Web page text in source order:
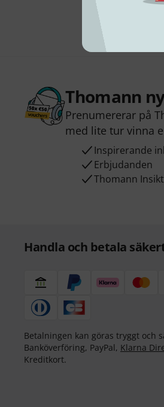
Thomann
Prenumererar på
med lite tur vinna
Inspirerande
Erbjudanden
Thomann
Handla och betala
Betalningen kan göras tryggt och
Banköverföring, PayPal, Klarna
Kreditkort.